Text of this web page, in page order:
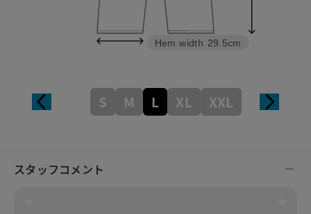
Hem width 29.5cm
S M L XL XXL
スタッフコメント